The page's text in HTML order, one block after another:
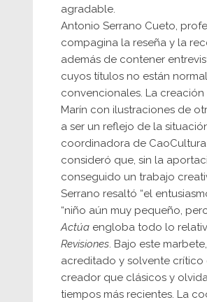
agradable.
Antonio Serrano Cueto,
compagina la reseña y la
además de contener
cuyos títulos no están
convencionales. La creación
Marín con ilustraciones de
a ser un reflejo de la
coordinadora de
consideró que, sin la
conseguido un trabajo
Serrano resaltó “el
“niño aún muy pequeño,
Actúa engloba todo lo
Revisiones. Bajo este
acreditado y solvente crítico
creador que clásicos y
tiempos más recientes. La